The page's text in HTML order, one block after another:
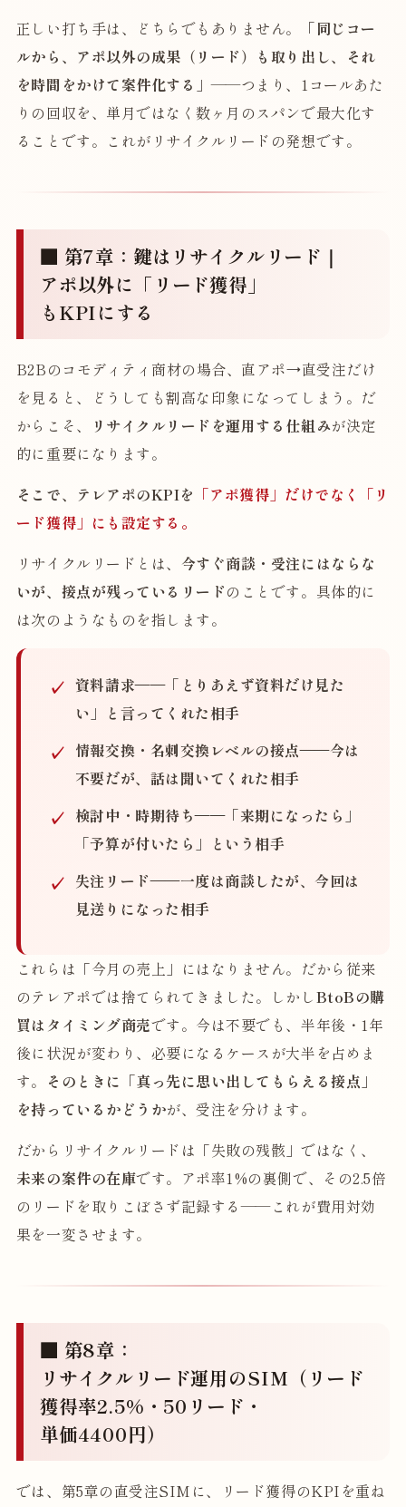
正しい打ち手は、どちらでもありません。
「同じコー
ルから、アポ以外の成果（リード）も取り出し、それ
を時間をかけて案件化する」——つまり、1コールあた
りの回収を、単月ではなく数ヶ月のスパンで最大化す
ることです。これがリサイクルリードの発想です。
■ 第7章：鍵はリサイクルリード｜
アポ以外に「リード獲得」
もKPIにする
B2Bのコモディティ商材の場合、直アポ→直受注だけ
を見ると、どうしても割高な印象になってしまう。だ
からこそ、
リサイクルリードを運用する仕組みが決定
的に重要になります。
そこで、テレアポのKPIを 「アポ獲得」だけでなく「リ
ード獲得」にも設定する。
リサイクルリードとは、 今すぐ商談・受注にはならな
いが、接点が残っているリードのことです。具体的に
は次のようなものを指します。
資料請求——「とりあえず資料だけ見た
い」と言ってくれた相手
情報交換・名刺交換レベルの接点——今は
不要だが、話は聞いてくれた相手
検討中・時期待ち——「来期になったら」
「予算が付いたら」という相手
失注リード——一度は商談したが、今回は
見送りになった相手
これらは「今月の売上」にはなりません。だから従来
のテレアポでは捨てられてきました。しかしBtoBの購
買はタイミング商売です。今は不要でも、半年後・1年
後に状況が変わり、必要になるケースが大半を占めま
す。 そのときに「真っ先に思い出してもらえる接点」
を持っているかどうかが、受注を分けます。
だからリサイクルリードは「失敗の残骸」ではなく、
未来の案件の在庫です。アポ率1%の裏側で、その2.5倍
のリードを取りこぼさず記録する——これが費用対効
果を一変させます。
■ 第8章：
リサイクルリード運用のSIM（リード
獲得率2.5%・50リード・
単価4400円）
では、第5章の直受注SIMに、リード獲得のKPIを重ね